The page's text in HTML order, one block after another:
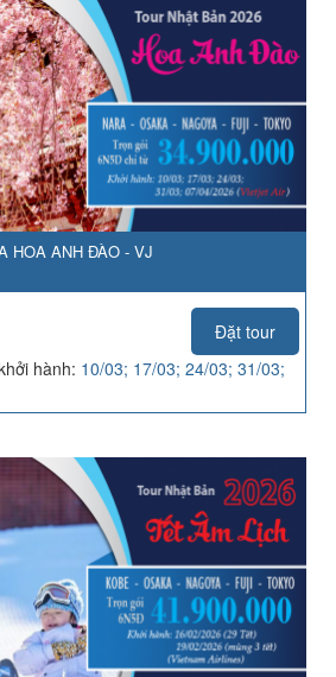
HOA ANH ĐÀO - VJ
Đặt tour
hành: 10/03; 17/03; 24/03; 31/03;